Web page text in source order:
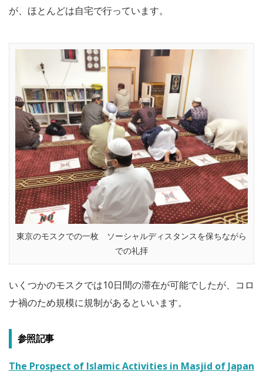
が、ほとんどは自宅で行っています。
東京のモスクでの一枚 ソーシャルディスタンスを保ちながら
での礼拝
いくつかのモスクでは10日間の滞在が可能でしたが、コロ
ナ禍のため規模に規制があるといいます。
参照記事
The Prospect of Islamic Activities in Masjid of Japan